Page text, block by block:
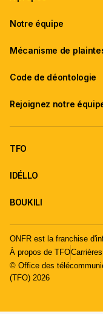
Notre équipe
Mécanisme de
Code de déontologie
Rejoignez notre
TFO
IDÉLLO
BOUKILI
ONFR est la franchise
À propos de TFOCarrières
© Office des
(TFO) 2026